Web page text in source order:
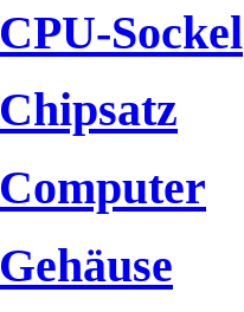
CPU-Sockel
Chipsatz
Computer
Gehäuse